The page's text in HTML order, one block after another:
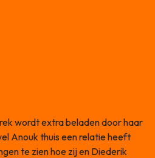
wordt extra beladen door haar
Anouk thuis een relatie heeft
te zien hoe zij en Diederik